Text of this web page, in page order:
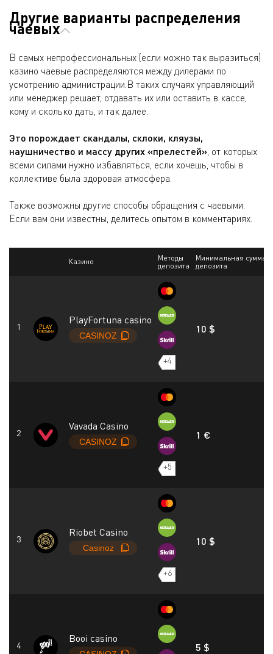
Другие варианты распределения
чаевых
В самых непрофессиональных (если можно так выразиться)
казино чаевые распределяются между дилерами по
усмотрению администрации.В таких случаях управляющий
или менеджер решает, отдавать их или оставить в кассе,
кому и сколько дать, и так далее.
Это порождает скандалы, склоки, кляузы,
наушничество и массу других «прелестей» , от которых
всеми силами нужно избавляться, если хочешь, чтобы в
коллективе была здоровая атмосфера.
Также возможны другие способы обращения с чаевыми.
Если вам они известны, делитесь опытом в комментариях.
Казино
Методы
депозита
Минимальная сумма
депозита
PlayFortuna casino
+4
10 $
Vavada Casino
+5
1 €
Riobet Casino
+6
10 $
Booi casino
5 $